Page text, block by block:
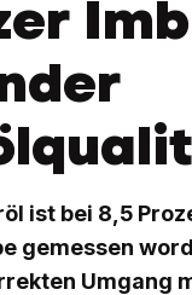
ist bei 8,5
gemessen
Umgang